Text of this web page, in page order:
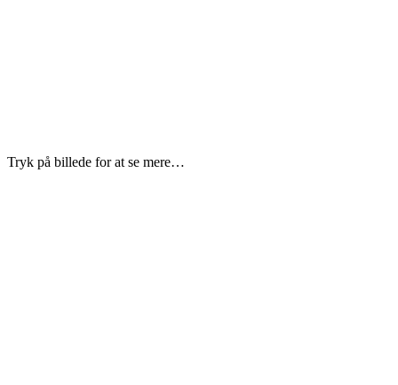
Tryk på billede for at se mere…